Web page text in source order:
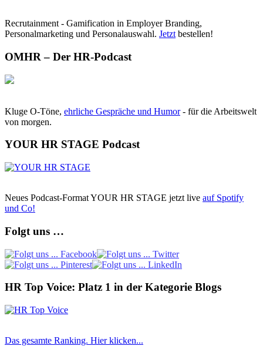
Recrutainment - Gamification in Employer Branding,
Personalmarketing und Personalauswahl. Jetzt bestellen!
OMHR – Der HR-Podcast
Kluge O-Töne, ehrliche Gespräche und Humor- für die Arbeitswelt
von morgen.
YOUR HR STAGE Podcast
Neues Podcast-Format YOUR HR STAGE jetzt live auf Spotify
und Co!
Folgt uns …
HR Top Voice: Platz 1 in der Kategorie Blogs
Das gesamte Ranking. Hier klicken...